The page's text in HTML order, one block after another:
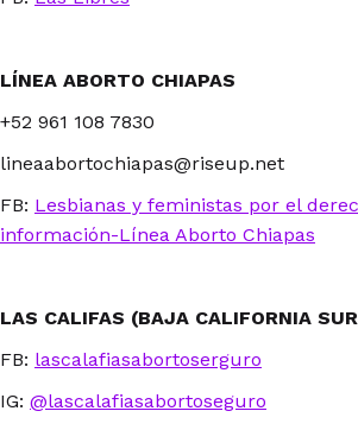
LÍNEA ABORTO CHIAPAS
+52 961 108 7830
lineaabortochiapas@riseup.net
FB: Lesbianas y feministas por el
información-Línea Aborto Chiapas
LAS CALIFAS (BAJA CALIFORNIA
FB: lascalafiasabortoserguro
IG: @lascalafiasabortoseguro